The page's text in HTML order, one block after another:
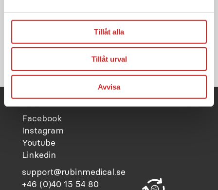
Tillåt alla
Tillåt urval
Avvisa
Besök och ladda
ner här
Facebook
Instagram
Youtube
Linkedin
support@rubinmedical.se
+46 (0)40 15 54 80